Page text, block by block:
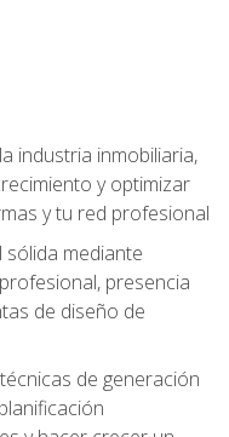
industria inmobiliaria,
y optimizar
y tu red profesional
mediante
presencia
de diseño de
de generación